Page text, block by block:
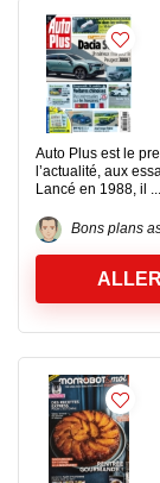
Auto Plus est le
l’actualité, aux
Lancé en 1988, il ...
Bons plans